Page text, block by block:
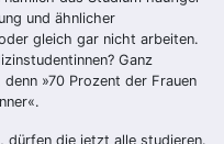
und ähnlicher
gleich gar nicht arbeiten.
Ganz
»70 Prozent der Frauen
dürfen die jetzt alle studieren.